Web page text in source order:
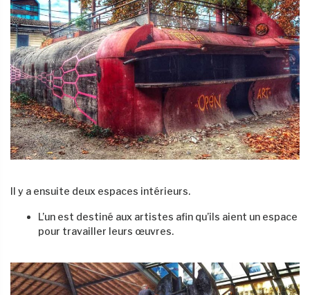
Il y a ensuite deux espaces intérieurs.
L’un est destiné aux artistes afin qu’ils aient un espace
pour travailler leurs œuvres.